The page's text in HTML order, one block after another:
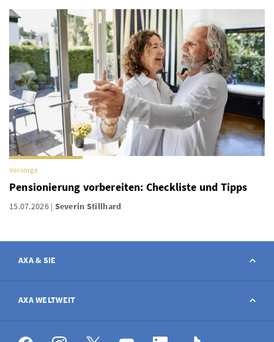
Vorsorge
Pensionierung vorbereiten: Checkliste und Tipps
15.07.2026 Severin Stillhard
AXA & SIE
Kontakt
Schaden melden
AXA WELTWEIT
AXA weltweit